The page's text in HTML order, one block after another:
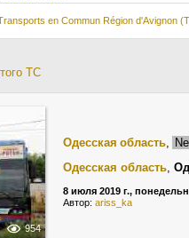
en Commun Région d'Avignon
ТС
954
Одесская область,
Одесская область,
8 июля 2019 г.,
Автор: ariss_ka